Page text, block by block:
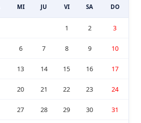
MI JU VI SA DO
1 2 3
6 7 8 9 10
13 14 15 16 17
20 21 22 23 24
27 28 29 30 31